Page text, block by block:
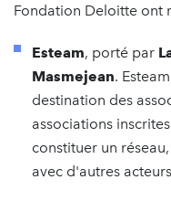
Fondation Deloitte ont
Esteam, porté par
Masmejean.
destination des
associations
constituer un
avec d'autres